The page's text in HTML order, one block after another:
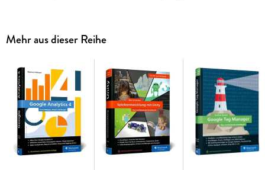
Power Query - Grundlagen der Bedienung
Power Query statt Textfunktionen
Abfragen zusammenführen/anhängen
Power Query Formula Language: M für Fortgeschrittene
Power Pivot - Grundlagen der Bedienung
Mehr aus dieser Reihe